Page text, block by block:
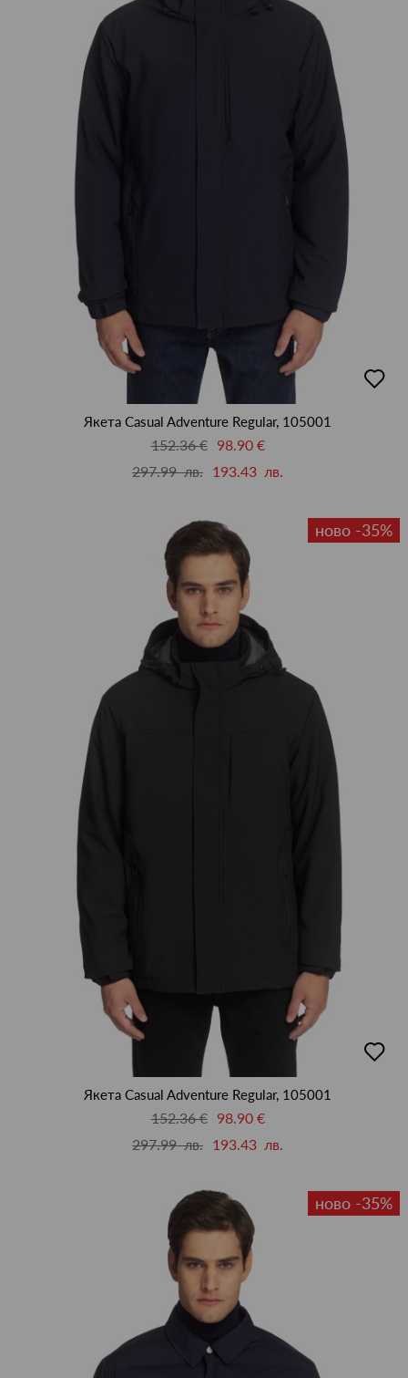
в
Якета Casual Adventure Regular, 105001
152.36 €
98.90 €
297.99 лв. 193.43 лв.
ново -35%
в
Якета Casual Adventure Regular, 105001
152.36 €
98.90 €
297.99 лв. 193.43 лв.
ново -35%